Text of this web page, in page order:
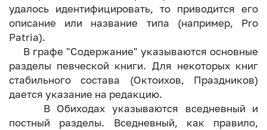
удалось идентифицировать, то приводится его
описание или название типа (например, Pro
Patria).
В графе "Содержание" указываются основные
разделы певческой книги. Для некоторых книг
стабильного состава (Октоихов, Праздников)
дается указание на редакцию.
В Обиходах указываются вседневный и
постный разделы. Вседневный, как правило,